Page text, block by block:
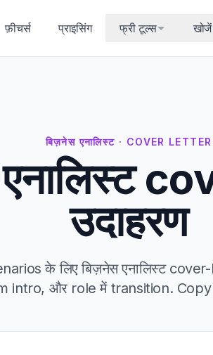
फ़ीचर्स प्राइसिंग फ्री टूल्स खोजें
बिज़नेस एनालिस्ट · COVER LETTER
उदाहरण
के लिए बिज़नेस एनालिस्ट
intro, और role में transition. Copy